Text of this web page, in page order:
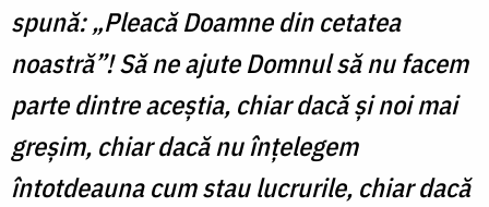
spună: „Pleacă Doamne din cetatea
noastră”! Să ne ajute Domnul să nu facem
parte dintre aceștia, chiar dacă și noi mai
greșim, chiar dacă nu înțelegem
întotdeauna cum stau lucrurile, chiar dacă